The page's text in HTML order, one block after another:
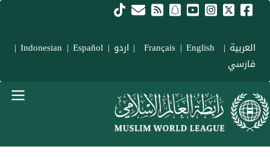
Skip to main content
العربية |
Français
| English
| اردو |
Indonesian |Español
|
فارسي